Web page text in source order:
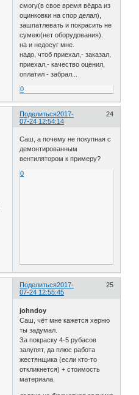
смогу(в свое время вёдра из
оцинковки на спор делал),
зашпатлевать и покрасить не
сумею(нет оборудования).
на и недосуг мне.
надо, чтоб приехал,- заказал,
приехал,- качество оценил,
оплатил - забрал...
0
Поделиться 24
2017-
07-24 12:54:14
Саш, а почему не покупная с
демонтированным
вентилятором к примеру?
0
Поделиться 25
2017-
07-24 12:55:45
johndoy
Саш, чёт мне кажется херню
ты задумал.
За покраску 4-5 рубасов
залупят, да плюс работа
жестянщика (если кто-то
откликнется) + стоимость
материала.